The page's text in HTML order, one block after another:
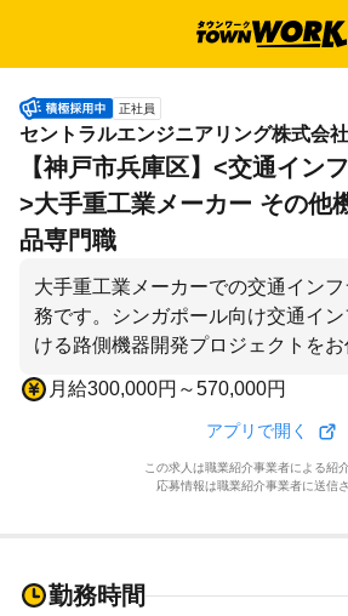
正社員
セントラルエンジニアリング株式会社
【神戸市兵庫区】<交通イン
>大手重工業メーカー その他
品専門職
大手重工業メーカーでの交通イン
務です。シンガポール向け交通イ
ける路側機器開発プロジェクトをお
月給300,000円～570,000円
アプリで開く
この求人は職業紹介事業者による紹
応募情報は職業紹介事業者に送信
勤務時間